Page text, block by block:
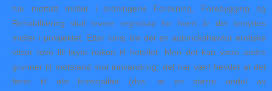
har mottatt midler i ordningene Forskning, Forebygging og
Rehabilitering skal levere regnskap for hvert år det benyttes
midler i prosjektet. Etter lunsj ble det en autorickshawtur erotiske
vitser tove lill løyte naken til hotellet. Men det kan være andre
grunner til motstand mot innvandring: det har vært hevdet at det
fører til økt kriminalitet (dvs. at en større andel av